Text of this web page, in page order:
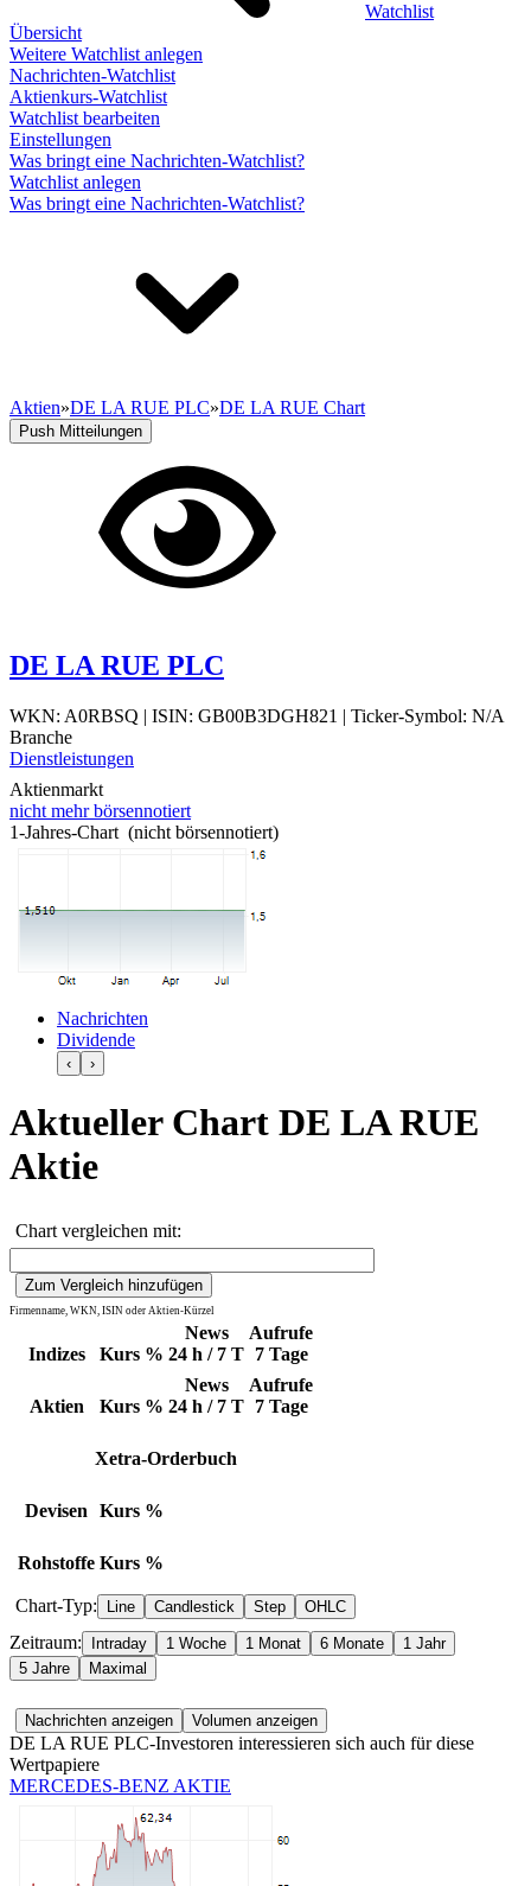
Watchlist
Übersicht
Weitere Watchlist anlegen
Nachrichten-Watchlist
Aktienkurs-Watchlist
Watchlist bearbeiten
Einstellungen
Was bringt eine Nachrichten-Watchlist?
Watchlist anlegen
Was bringt eine Nachrichten-Watchlist?
Aktien»DE LA RUE PLC»DE LA RUE Chart
Push Mitteilungen
DE LA RUE PLC
WKN: A0RBSQ | ISIN: GB00B3DGH821 | Ticker-Symbol: N/A
Branche
Dienstleistungen
Aktienmarkt
nicht mehr börsennotiert
1-Jahres-Chart (nicht börsennotiert)
Nachrichten
Dividende
‹ ›
Aktueller Chart DE LA RUE
Aktie
Chart vergleichen mit:
Firmenname, WKN, ISIN oder Aktien-Kürzel
Indizes Kurs %
News
24 h / 7 T
Aufrufe
7 Tage
Aktien Kurs %
News
24 h / 7 T
Aufrufe
7 Tage
Xetra-Orderbuch
Devisen Kurs %
Rohstoffe Kurs %
Chart-Typ:
Zeitraum:
DE LA RUE PLC-Investoren interessieren sich auch für diese
Wertpapiere
MERCEDES-BENZ AKTIE